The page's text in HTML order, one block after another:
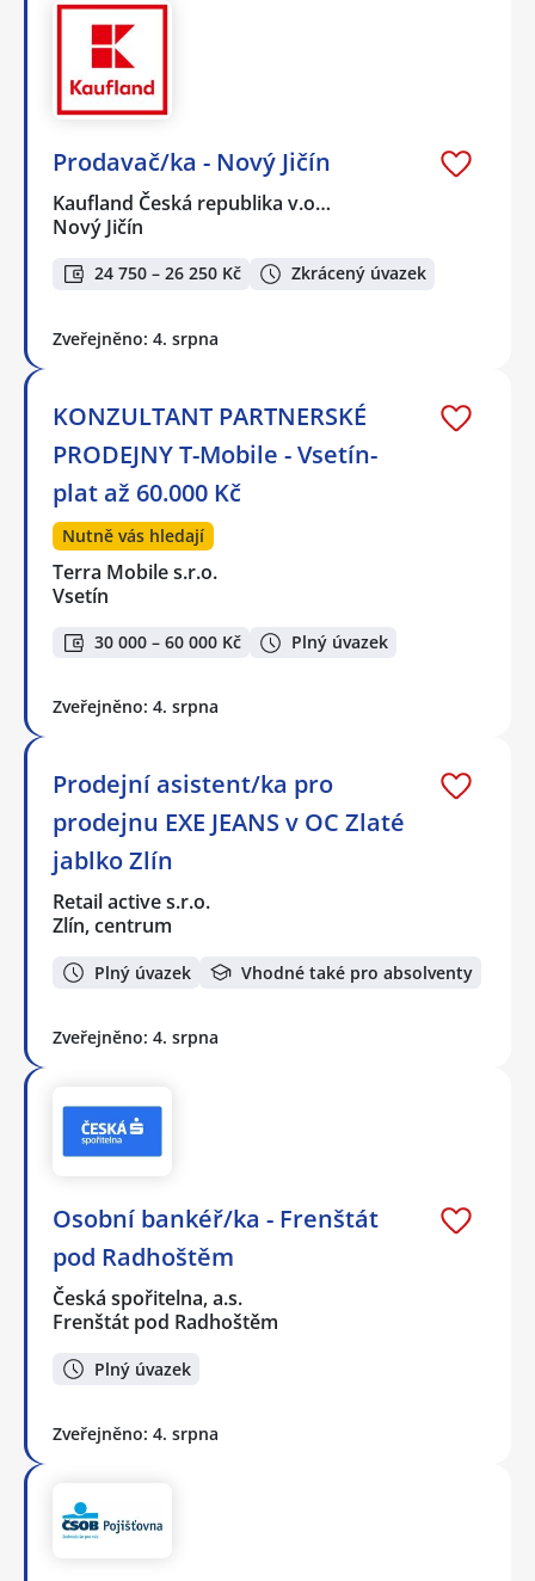
Prodavač/ka - Nový Jičín
Kaufland Česká republika v.o…
Nový Jičín
24 750 – 26 250 Kč Zkrácený úvazek
Zveřejněno: 4. srpna
KONZULTANT PARTNERSKÉ
PRODEJNY T-Mobile - Vsetín-
plat až 60.000 Kč
Nutně vás hledají
Terra Mobile s.r.o.
Vsetín
30 000 – 60 000 Kč Plný úvazek
Zveřejněno: 4. srpna
Prodejní asistent/ka pro
prodejnu EXE JEANS v OC Zlaté
jablko Zlín
Retail active s.r.o.
Zlín, centrum
Plný úvazek Vhodné také pro absolventy
Zveřejněno: 4. srpna
Osobní bankéř/ka - Frenštát
pod Radhoštěm
Česká spořitelna, a.s.
Frenštát pod Radhoštěm
Plný úvazek
Zveřejněno: 4. srpna